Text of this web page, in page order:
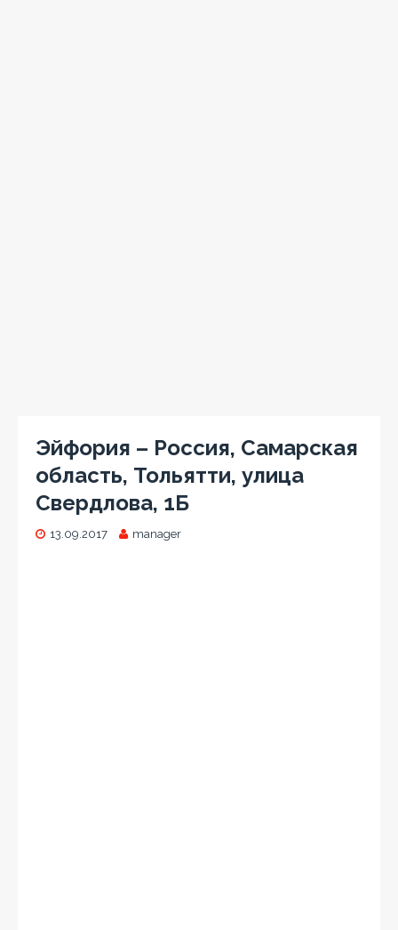
Эйфория – Россия, Самарская
область, Тольятти, улица
Свердлова, 1Б
13.09.2017 manager